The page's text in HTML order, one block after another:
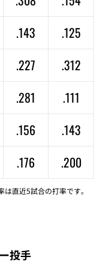
.143 .125
.227 .312
.281 .111
.156 .143
.176 .200
直近5試合の打率です。
投手